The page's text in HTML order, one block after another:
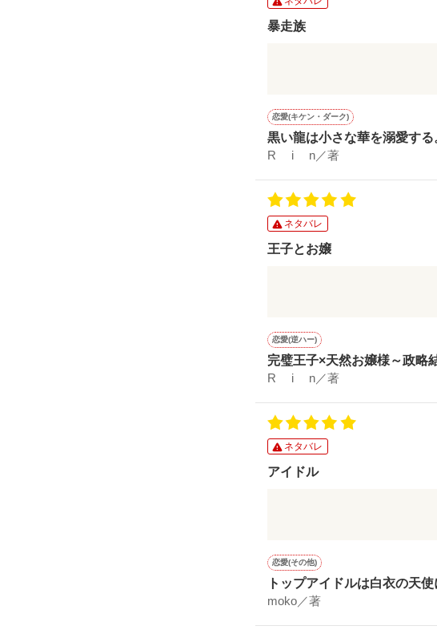
暴走族
溺愛良かったです。楽しく
恋愛(キケン・ダーク)
黒い龍は小さな華を溺愛する
R i n／著
ネタバレ
王子とお嬢
恋愛(逆ハー)
完璧王子×天然お嬢様～政略
R i n／著
ネタバレ
アイドル
恋愛(その他)
トップアイドルは白衣の天
moko／著